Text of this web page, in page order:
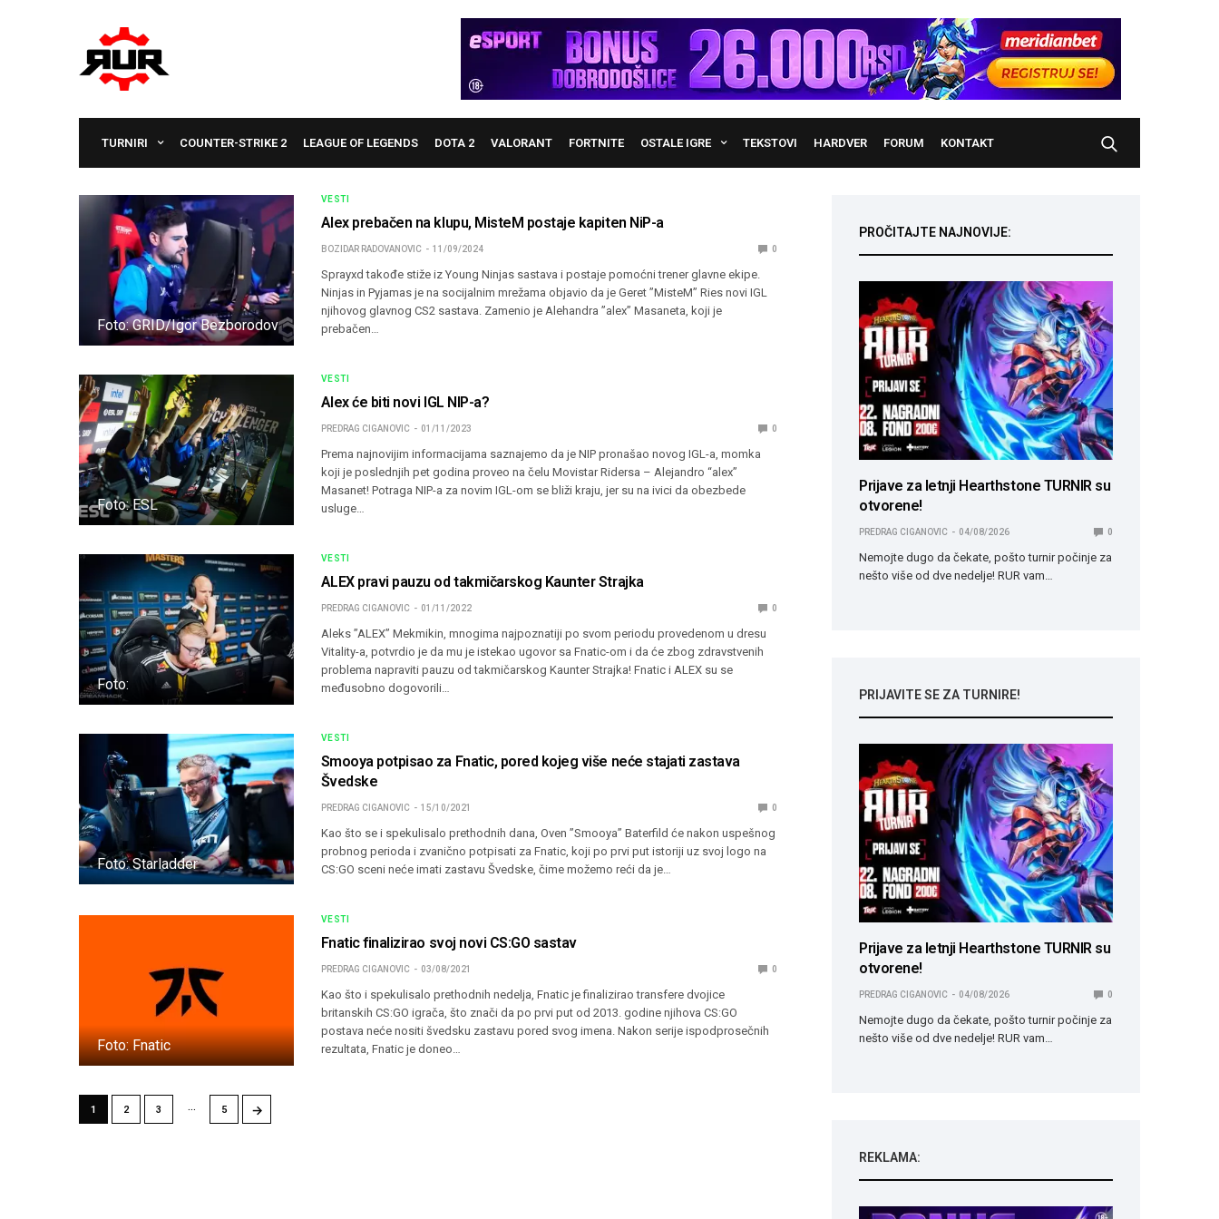
TURNIRI COUNTER-STRIKE 2 LEAGUE OF LEGENDS DOTA 2 VALORANT FORTNITE OSTALE IGRE TEKSTOVI HARDVER FORUM KONTAKT
Foto: GRID/Igor Bezborodov
VESTI
Alex prebačen na klupu, MisteM postaje kapiten NiP-a
BOZIDAR RADOVANOVIC 11/09/2024 0
Sprayxd takođe stiže iz Young Ninjas sastava i postaje pomoćni trener glavne ekipe.
Ninjas in Pyjamas je na socijalnim mrežama objavio da je Geret ”MisteM” Ries novi IGL
njihovog glavnog CS2 sastava. Zamenio je Alehandra ”alex” Masaneta, koji je
prebačen…
Foto: ESL
VESTI
Alex će biti novi IGL NIP-a?
PREDRAG CIGANOVIC 01/11/2023 0
Prema najnovijim informacijama saznajemo da je NIP pronašao novog IGL-a, momka
koji je poslednjih pet godina proveo na čelu Movistar Ridersa – Alejandro “⁠alex⁠”
Masanet! Potraga NIP-a za novim IGL-om se bliži kraju, jer su na ivici da obezbede
usluge…
Foto:
VESTI
ALEX pravi pauzu od takmičarskog Kaunter Strajka
PREDRAG CIGANOVIC 01/11/2022 0
Aleks ”ALEX” Mekmikin, mnogima najpoznatiji po svom periodu provedenom u dresu
Vitality-a, potvrdio je da mu je istekao ugovor sa Fnatic-om i da će zbog zdravstvenih
problema napraviti pauzu od takmičarskog Kaunter Strajka! Fnatic i ALEX su se
međusobno dogovorili…
Foto: Starladder
VESTI
Smooya potpisao za Fnatic, pored kojeg više neće stajati zastava
Švedske
PREDRAG CIGANOVIC 15/10/2021 0
Kao što se i spekulisalo prethodnih dana, Oven ”Smooya” Baterfild će nakon uspešnog
probnog perioda i zvanično potpisati za Fnatic, koji po prvi put istoriji uz svoj logo na
CS:GO sceni neće imati zastavu Švedske, čime možemo reći da je…
Foto: Fnatic
VESTI
Fnatic finalizirao svoj novi CS:GO sastav
PREDRAG CIGANOVIC 03/08/2021 0
Kao što i spekulisalo prethodnih nedelja, Fnatic je finalizirao transfere dvojice
britanskih CS:GO igrača, što znači da po prvi put od 2013. godine njihova CS:GO
postava neće nositi švedsku zastavu pored svog imena. Nakon serije ispodprosečnih
rezultata, Fnatic je doneo…
1 2 3 … 5 →
PROČITAJTE NAJNOVIJE:
Prijave za letnji Hearthstone TURNIR su
otvorene!
PREDRAG CIGANOVIC 04/08/2026 0
Nemojte dugo da čekate, pošto turnir počinje za
nešto više od dve nedelje! RUR vam…
PRIJAVITE SE ZA TURNIRE!
Prijave za letnji Hearthstone TURNIR su
otvorene!
PREDRAG CIGANOVIC 04/08/2026 0
Nemojte dugo da čekate, pošto turnir počinje za
nešto više od dve nedelje! RUR vam…
REKLAMA: